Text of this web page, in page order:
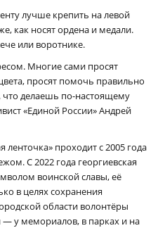
лучше крепить на левой
как носят ордена и медали.
или воротнике.
Многие сами просят
просят помочь правильно
что делаешь по-настоящему
«Единой России» Андрей
проходит с 2005 года
С 2022 года георгиевская
воинской славы, её
в целях сохранения
области волонтёры
— у мемориалов, в парках и на